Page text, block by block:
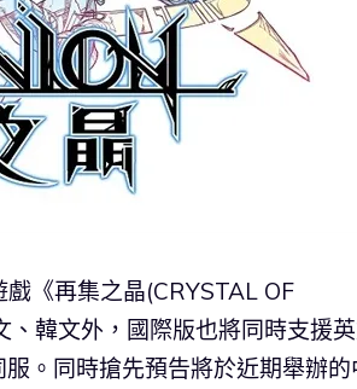
《再集之晶(CRYSTAL OF
韓文外，國際版也將同時支援
。同時搶先預告將於近期舉辦的